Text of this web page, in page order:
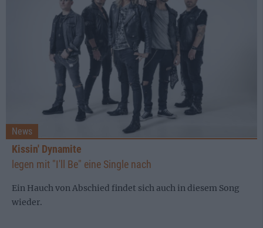
News
Kissin' Dynamite
legen mit "I'll Be" eine Single nach
Ein Hauch von Abschied findet sich auch in diesem Song
wieder.